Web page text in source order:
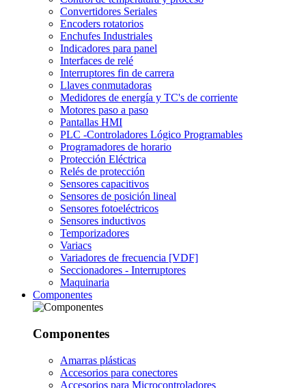
Convertidores Seriales
Encoders rotatorios
Enchufes Industriales
Indicadores para panel
Interfaces de relé
Interruptores fin de carrera
Llaves conmutadoras
Medidores de energía y TC's de corriente
Motores paso a paso
Pantallas HMI
PLC -Controladores Lógico Programables
Programadores de horario
Protección Eléctrica
Relés de protección
Sensores capacitivos
Sensores de posición lineal
Sensores fotoeléctricos
Sensores inductivos
Temporizadores
Variacs
Variadores de frecuencia [VDF]
Seccionadores - Interruptores
Maquinaria
Componentes
Componentes
Amarras plásticas
Accesorios para conectores
Accesorios para Microcontroladores